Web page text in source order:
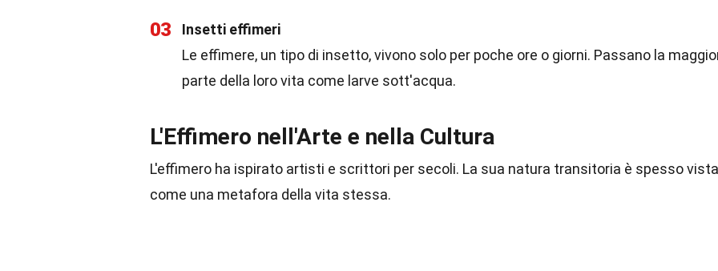
03
Insetti effimeri
Le effimere, un tipo di insetto, vivono solo per poche ore o giorni. Passano la
parte della loro vita come larve sott'acqua.
L'Effimero nell'Arte e nella Cultura
L'effimero ha ispirato artisti e scrittori per secoli. La sua natura transitoria è spesso vista
come una metafora della vita stessa.